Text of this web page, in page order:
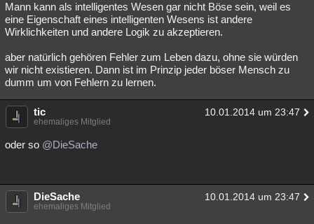
Mann kann als intelligentes Wesen gar nicht Böse sein, weil es
eine Eigenschaft eines intelligenten Wesens ist andere
Wirklichkeiten und andere Logik zu akzeptieren.
aber natürlich gehören Fehler zum Leben dazu, ohne sie würden
wir nicht existieren. Dann ist im Prinzip jeder böser Mensch zu
dumm um von Fehlern zu lernen.
tic 10.01.2014 um 23:47
ehemaliges Mitglied
oder so @DieSache
DieSache 10.01.2014 um 23:47
ehemaliges Mitglied